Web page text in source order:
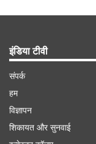
इंडिया टीवी
संपर्क
हम
विज्ञापन
शिकायत और सुनवाई